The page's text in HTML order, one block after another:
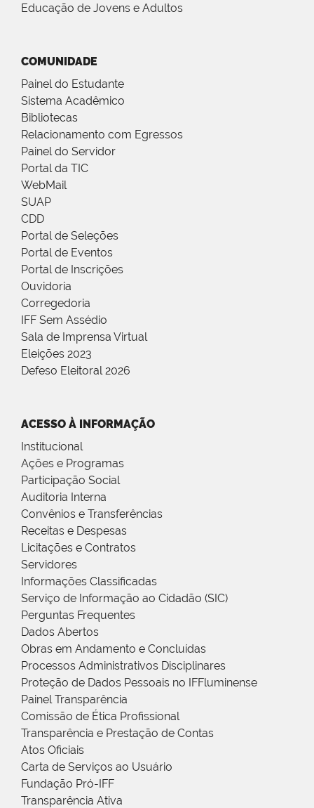
Educação de Jovens e Adultos
COMUNIDADE
Painel do Estudante
Sistema Acadêmico
Bibliotecas
Relacionamento com Egressos
Painel do Servidor
Portal da TIC
WebMail
SUAP
CDD
Portal de Seleções
Portal de Eventos
Portal de Inscrições
Ouvidoria
Corregedoria
IFF Sem Assédio
Sala de Imprensa Virtual
Eleições 2023
Defeso Eleitoral 2026
ACESSO À INFORMAÇÃO
Institucional
Ações e Programas
Participação Social
Auditoria Interna
Convênios e Transferências
Receitas e Despesas
Licitações e Contratos
Servidores
Informações Classificadas
Serviço de Informação ao Cidadão (SIC)
Perguntas Frequentes
Dados Abertos
Obras em Andamento e Concluídas
Processos Administrativos Disciplinares
Proteção de Dados Pessoais no IFFluminense
Painel Transparência
Comissão de Ética Profissional
Transparência e Prestação de Contas
Atos Oficiais
Carta de Serviços ao Usuário
Fundação Pró-IFF
Transparência Ativa